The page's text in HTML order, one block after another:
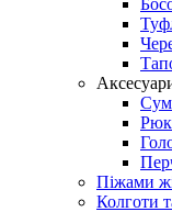
Піжами
Колготи